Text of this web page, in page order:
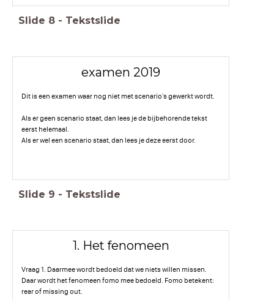
Slide 8 - Tekstslide
examen 2019
Dit is een examen waar nog niet met scenario's gewerkt wordt.
Als er geen scenario staat, dan lees je de bijbehorende tekst
eerst helemaal.
Als er wel een scenario staat, dan lees je deze eerst door.
Slide 9 - Tekstslide
1. Het fenomeen
Vraag 1. Daarmee wordt bedoeld dat we niets willen missen.
Daar wordt het fenomeen fomo mee bedoeld. Fomo betekent:
rear of missing out.